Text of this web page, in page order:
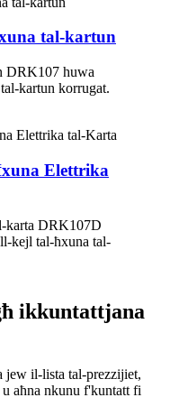
tal-kartun
DRK107 huwa
kartun korrugat.
Elettrika
karta DRK107D
kejl tal-ħxuna tal-
ikkuntattjana
jew il-lista tal-prezzijiet,
aħna nkunu f'kuntatt fi